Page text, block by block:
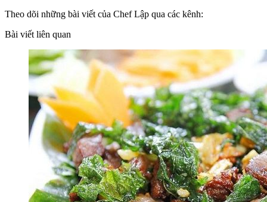
Theo dõi những bài viết của Chef Lập qua các kênh:
Bài viết liên quan